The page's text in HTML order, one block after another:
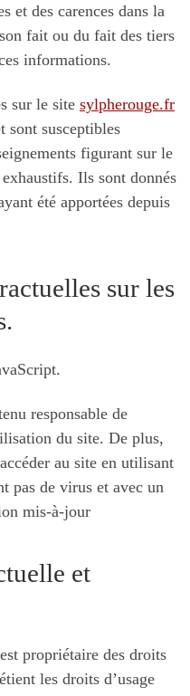
et des carences dans la
fait ou du fait des tiers
informations.
sur le site sylpherouge.fr
sont susceptibles
figurant sur le
Ils sont donnés
été apportées depuis
sur les
responsable de
du site. De plus,
au site en utilisant
pas de virus et avec un
mis-à-jour
et
propriétaire des droits
les droits d’usage